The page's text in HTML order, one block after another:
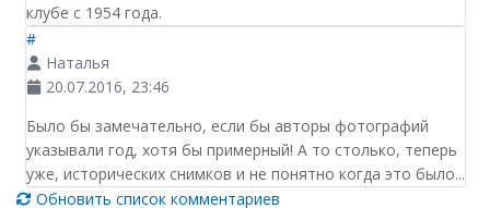
клубе с 1954 года.
#
Наталья
20.07.2016, 23:46
Было бы замечательно, если бы авторы фотографий
указывали год, хотя бы примерный! А то столько, теперь
уже, исторических снимков и не понятно когда это было...
Обновить список комментариев